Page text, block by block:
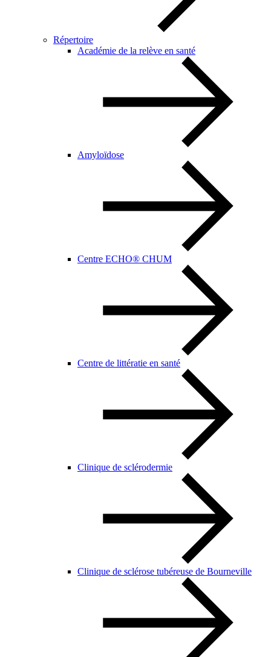
Répertoire
Académie de la relève en santé
Amyloïdose
Centre ECHO® CHUM
Centre de littératie en santé
Clinique de sclérodermie
Clinique de sclérose tubéreuse de Bourneville